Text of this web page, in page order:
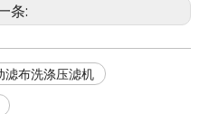
条:
滤布洗涤压滤机